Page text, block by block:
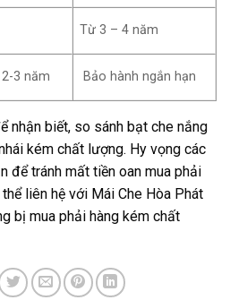
Từ 3 – 4 năm
3 năm Bảo hành ngắn hạn
nhận biết, so sánh bạt che nắng
kém chất lượng. Hy vọng các
để tránh mất tiền oan mua phải
liên hệ với Mái Che Hòa Phát
bị mua phải hàng kém chất